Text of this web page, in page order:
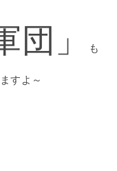
団」
も
すよ～